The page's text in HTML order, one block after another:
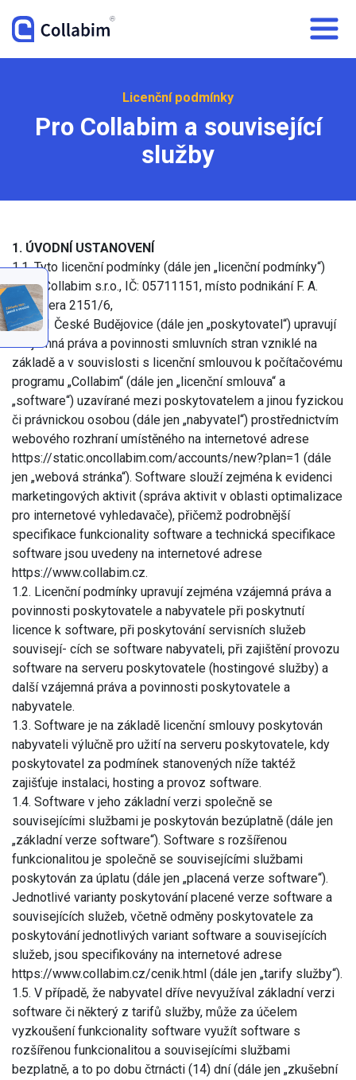
Licenční podmínky
Pro Collabim a související
služby
1. ÚVODNÍ USTANOVENÍ
1.1. Tyto licenční podmínky (dále jen „licenční podmínky“)
firmy Collabim s.r.o., IČ: 05711151, místo podnikání F. A.
Gerstnera 2151/6,
370 01 České Budějovice (dále jen „poskytovatel“) upravují
vzájemná práva a povinnosti smluvních stran vzniklé na
základě a v souvislosti s licenční smlouvou k počítačovému
programu „Collabim“ (dále jen „licenční smlouva“ a
„software“) uzavírané mezi poskytovatelem a jinou fyzickou
či právnickou osobou (dále jen „nabyvatel“) prostřednictvím
webového rozhraní umístěného na internetové adrese
https://static.oncollabim.com/accounts/new?plan=1 (dále
jen „webová stránka“). Software slouží zejména k evidenci
marketingových aktivit (správa aktivit v oblasti optimalizace
pro internetové vyhledavače), přičemž podrobnější
specifikace funkcionality software a technická specifikace
software jsou uvedeny na internetové adrese
https://www.collabim.cz.
1.2. Licenční podmínky upravují zejména vzájemná práva a
povinnosti poskytovatele a nabyvatele při poskytnutí
licence k software, při poskytování servisních služeb
souvisejí- cích se software nabyvateli, při zajištění provozu
software na serveru poskytovatele (hostingové služby) a
další vzájemná práva a povinnosti poskytovatele a
nabyvatele.
1.3. Software je na základě licenční smlouvy poskytován
nabyvateli výlučně pro užití na serveru poskytovatele, kdy
poskytovatel za podmínek stanovených níže taktéž
zajišťuje instalaci, hosting a provoz software.
1.4. Software v jeho základní verzi společně se
souvisejícími službami je poskytován bezúplatně (dále jen
„základní verze software“). Software s rozšířenou
funkcionalitou je společně se souvisejícími službami
poskytován za úplatu (dále jen „placená verze software“).
Jednotlivé varianty poskytování placené verze software a
souvisejících služeb, včetně odměny poskytovatele za
poskytování jednotlivých variant software a souvisejících
služeb, jsou specifikovány na internetové adrese
https://www.collabim.cz/cenik.html (dále jen „tarify služby“).
1.5. V případě, že nabyvatel dříve nevyužíval základní verzi
software či některý z tarifů služby, může za účelem
vyzkoušení funkcionality software využít software s
rozšířenou funkcionalitou a souvisejícími službami
bezplatně, a to po dobu čtrnácti (14) dní (dále jen „zkušební